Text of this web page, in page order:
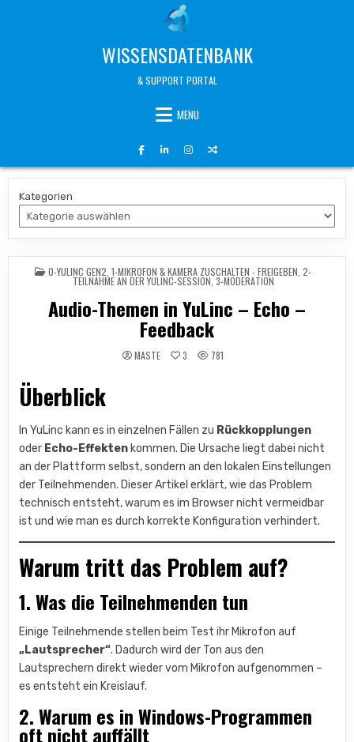
WISSENSDATENBANK
& SUPPORT PORTAL
MENU
Kategorien
POSTED
IN
0-YULINC GEN2 1-MIKROFON & KAMERA ZUSCHALTEN - FREIGEBEN 2-
TEILNAHME AN DER YULINC-SESSION 3-MODERATION
Audio-Themen in YuLinc – Echo –
Feedback
MASTE 3 781
Überblick
In YuLinc kann es in einzelnen Fällen zu Rückkopplungen
oder Echo-Effekten kommen. Die Ursache liegt dabei nicht
an der Plattform selbst, sondern an den lokalen Einstellungen
der Teilnehmenden. Dieser Artikel erklärt, wie das Problem
technisch entsteht, warum es im Browser nicht vermeidbar
ist und wie man es durch korrekte Konfiguration verhindert.
Warum tritt das Problem auf?
1. Was die Teilnehmenden tun
Einige Teilnehmende stellen beim Test ihr Mikrofon auf
„Lautsprecher“. Dadurch wird der Ton aus den
Lautsprechern direkt wieder vom Mikrofon aufgenommen –
es entsteht ein Kreislauf.
2. Warum es in Windows-Programmen
oft nicht auffällt